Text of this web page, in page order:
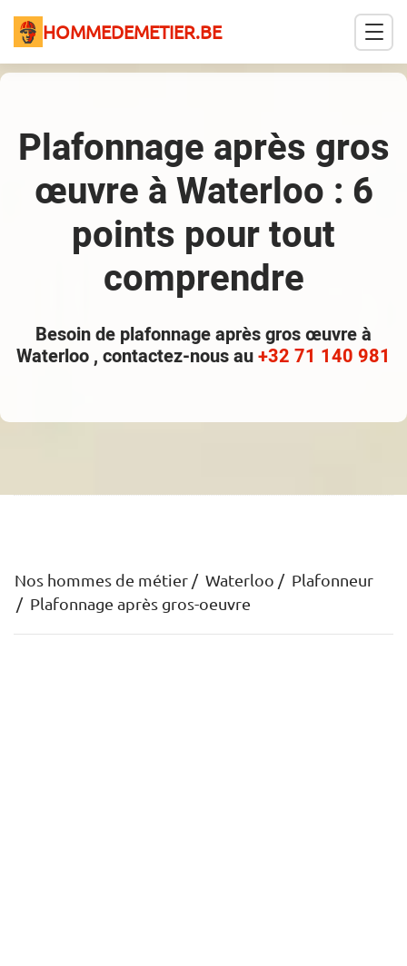
HOMMEDEMETIER.BE
Plafonnage après gros
œuvre à Waterloo : 6
points pour tout
comprendre
Besoin de plafonnage après gros œuvre à
Waterloo , contactez-nous au+32 71 140 981
Nos hommes de métier Waterloo
Plafonneur
Plafonnage après gros-oeuvre